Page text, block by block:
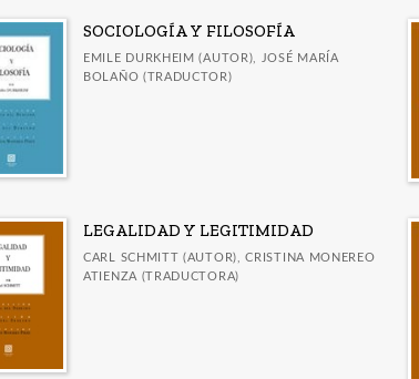
SOCIOLOGÍA Y FILOSOFÍA
EMILE DURKHEIM (AUTOR), JOSÉ MARÍA
BOLAÑO (TRADUCTOR)
LEGALIDAD Y LEGITIMIDAD
CARL SCHMITT (AUTOR), CRISTINA MONEREO
ATIENZA (TRADUCTORA)